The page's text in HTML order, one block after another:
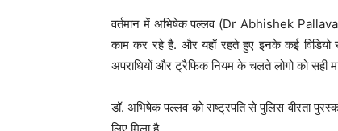
वर्तमान में अभिषेक पल्लव (Dr Abhishek
काम कर रहे है. और यहाँ रहते हुए इनके कई विडियो
अपराधियों और ट्रैफिक नियम के चलते लोगो को सही
डॉ. अभिषेक पल्लव को राष्ट्रपति से पुलिस वीरता